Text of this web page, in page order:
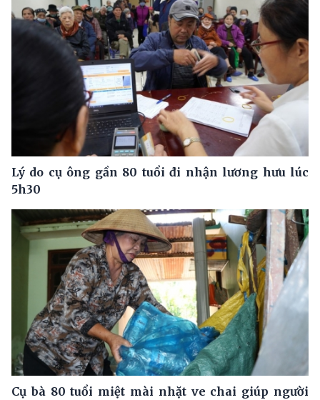
Lý do cụ ông gần 80 tuổi đi nhận lương hưu lúc
5h30
Cụ bà 80 tuổi miệt mài nhặt ve chai giúp người